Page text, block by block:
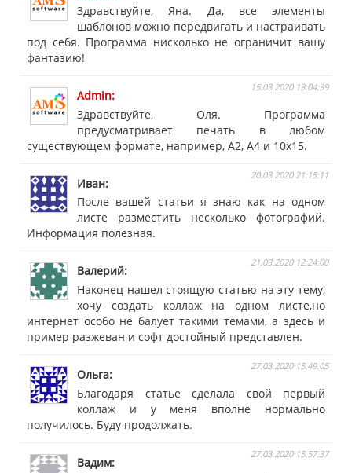
Здравствуйте, Яна. Да, все элементы
шаблонов можно передвигать и настраивать
под себя. Программа нисколько не ограничит вашу
фантазию!
Admin
15.03.2020 13:04:39
Здравствуйте, Оля. Программа
предусматривает печать в любом
существующем формате, например, А2, А4 и 10х15.
Иван
20.03.2020 21:15:11
После вашей статьи я знаю как на одном
листе разместить несколько фотографий.
Информация полезная.
Валерий
21.03.2020 12:24:00
Наконец нашел стоящую статью на эту тему,
хочу создать коллаж на одном листе,но
интернет особо не балует такими темами, а здесь и
пример разжеван и софт достойный представлен.
Ольга
27.03.2020 15:49:05
Благодаря статье сделала свой первый
коллаж и у меня вполне нормально
получилось. Буду продолжать.
Вадим
27.03.2020 15:57:37